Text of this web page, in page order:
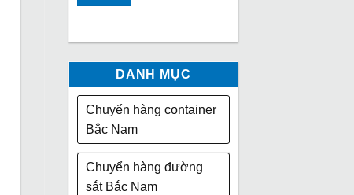
DANH MỤC
Chuyển hàng container
Bắc Nam
Chuyển hàng đường
sắt Bắc Nam